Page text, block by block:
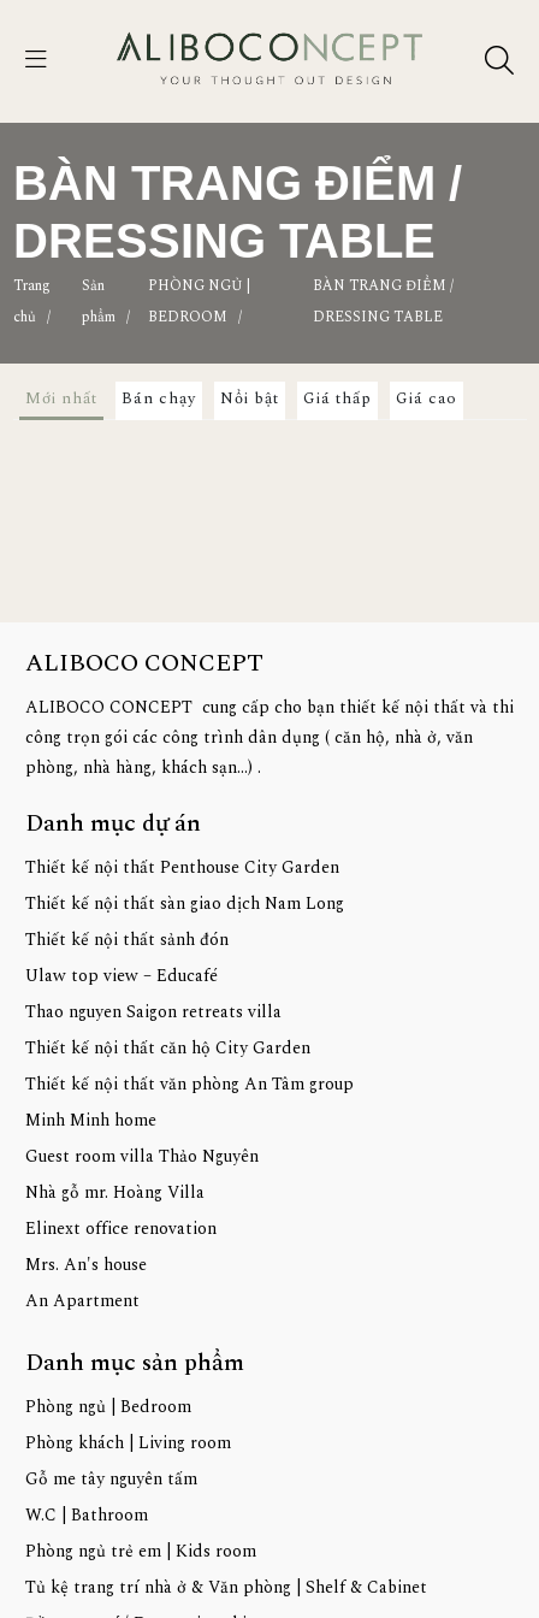
BÀN TRANG ĐIỂM /
DRESSING TABLE
Trang
chủ /
Sản
phẩm /
PHÒNG NGỦ |
BEDROOM /
BÀN TRANG ĐIỂM /
DRESSING TABLE
Mới nhất Bán chạy Nổi bật Giá thấp Giá cao
ALIBOCO CONCEPT
ALIBOCO CONCEPT cung cấp cho bạn thiết kế nội thất và thi
công trọn gói các công trình dân dụng ( căn hộ, nhà ở, văn
phòng, nhà hàng, khách sạn...) .
Danh mục dự án
Thiết kế nội thất Penthouse City Garden
Thiết kế nội thất sàn giao dịch Nam Long
Thiết kế nội thất sảnh đón
Ulaw top view – Educafé
Thao nguyen Saigon retreats villa
Thiết kế nội thất căn hộ City Garden
Thiết kế nội thất văn phòng An Tâm group
Minh Minh home
Guest room villa Thảo Nguyên
Nhà gỗ mr. Hoàng Villa
Elinext office renovation
Mrs. An's house
An Apartment
Danh mục sản phẩm
Phòng ngủ | Bedroom
Phòng khách | Living room
Gỗ me tây nguyên tấm
W.C | Bathroom
Phòng ngủ trẻ em | Kids room
Tủ kệ trang trí nhà ở & Văn phòng | Shelf & Cabinet